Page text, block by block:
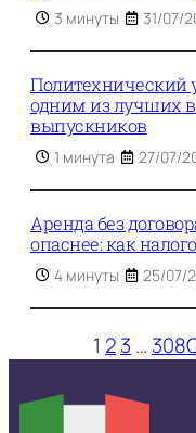
3 минуты 31/07/
Политехнический
одним из лучших в
выпускников
1 минута 27/07/
Аренда без
опаснее: как
4 минуты 25/07/
1 23 … 308